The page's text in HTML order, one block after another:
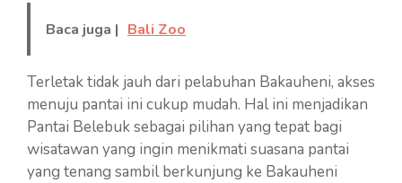
Baca juga | Bali Zoo
Terletak tidak jauh dari pelabuhan Bakauheni, akses
menuju pantai ini cukup mudah. Hal ini menjadikan
Pantai Belebuk sebagai pilihan yang tepat bagi
wisatawan yang ingin menikmati suasana pantai
yang tenang sambil berkunjung ke Bakauheni